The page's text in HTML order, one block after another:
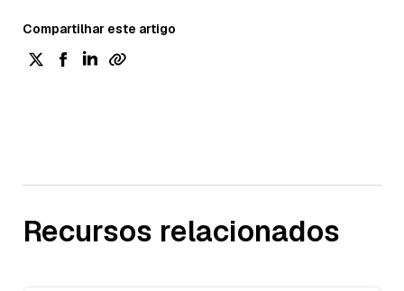
Compartilhar este artigo
Recursos relacionados